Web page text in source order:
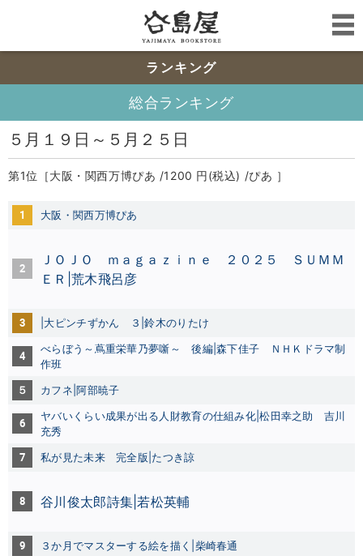
ランキング
総合ランキング
５月１９日～５月２５日
第1位［大阪・関西万博ぴあ /1200 円(税込) /ぴあ ］
1 大阪・関西万博ぴあ
2
ＪＯＪＯ ｍａｇａｚｉｎｅ ２０２５ ＳＵＭＭ
ＥＲ|荒木飛呂彦
3 大ピンチずかん ３|鈴木のりたけ
4 べらぼう～蔦重栄華乃夢噺～ 後編|森下佳子
ＮＨＫドラマ制
作班
５ カフネ|阿部暁子
6
ヤバいくらい成果が出る人財教育の仕組み化|松田幸之助 吉川
充秀
7 私が見た未来 完全版|たつき諒
8 谷川俊太郎詩集|若松英輔
9 ３か月でマスターする絵を描く|柴崎春通